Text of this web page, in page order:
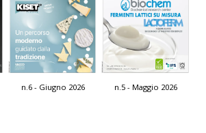
n.6 - Giugno 2026 n.5 - Maggio 2026